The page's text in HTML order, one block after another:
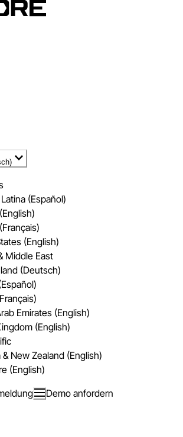
Deutschland (Deutsch)
(Español)
(English)
Middle East
(Deutsch)
Emirates (English)
(English)
& New Zealand (English)
(English)
Demo anfordern